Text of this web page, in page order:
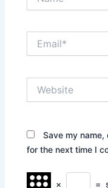
Save my
for the next time I
× =